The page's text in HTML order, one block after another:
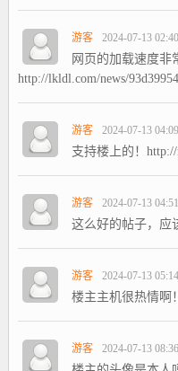
游客 2024-07-13
网页的加载速度非
http://lkldl.com/news/
游客 2024-07-13
支持楼上的！http://
游客 2024-07-13
这么好的帖子，应
游客 2024-07-13
楼主主机很热情啊
游客 2024-07-13